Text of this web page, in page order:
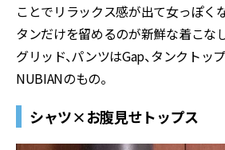
ことでリラックス感が出て女っぽく
タンだけを留めるのが新鮮な着こな
グリッド、パンツはGap、タンクトッ
NUBIANのもの。
シャツ×お腹見せトップス